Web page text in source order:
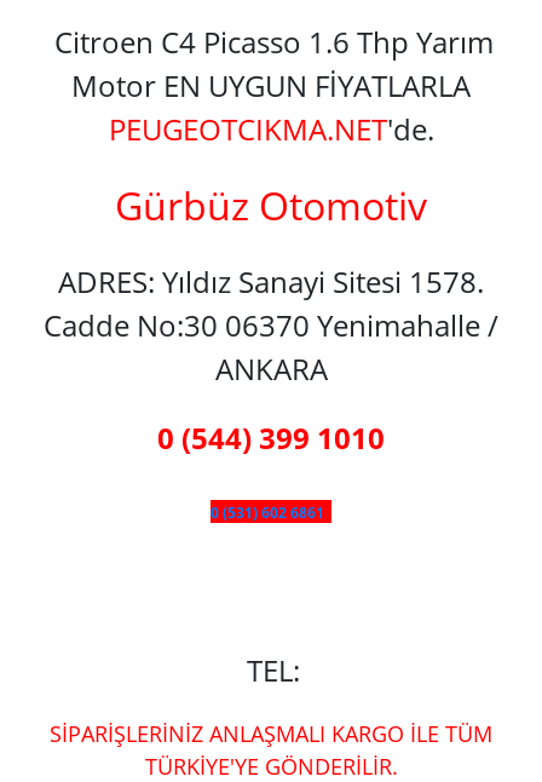
Citroen C4 Picasso 1.6 Thp Yarım
Motor EN UYGUN FİYATLARLA
PEUGEOTCIKMA.NET'de.
Gürbüz Otomotiv
ADRES: Yıldız Sanayi Sitesi 1578.
Cadde No:30 06370 Yenimahalle /
ANKARA
0 (544) 399 1010
0 (531) 602 6861
TEL:
SİPARİŞLERİNİZ ANLAŞMALI KARGO İLE TÜM
TÜRKİYE'YE GÖNDERİLİR.